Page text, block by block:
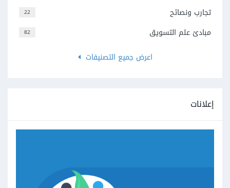
22 تجارب ونصائح
82
مبادئ علم التسويق
اعرض جميع التصنيفات
إعلانات